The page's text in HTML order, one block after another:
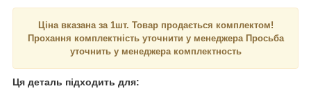
Ціна вказана за 1шт. Товар продається комплектом!
Прохання комплектність уточнити у менеджера Просьба
уточнить у менеджера комплектность
Ця деталь підходить для: